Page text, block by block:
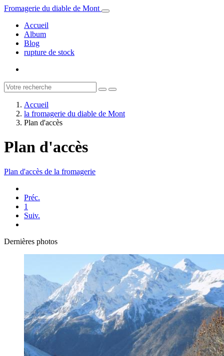
Fromagerie du diable de Mont
Accueil
Album
Blog
rupture de stock
Accueil
la fromagerie du diable de Mont
Plan d'accès
Plan d'accès
Plan d'accès de la fromagerie
Préc.
1
Suiv.
Dernières photos